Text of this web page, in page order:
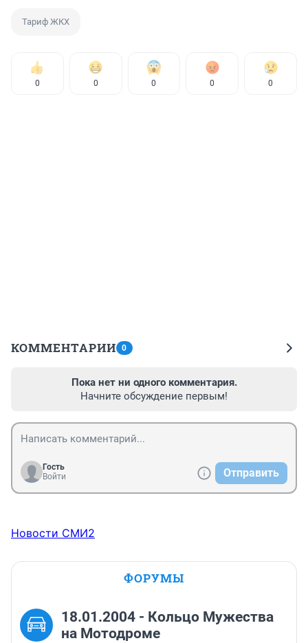
Тариф ЖКХ
0 0 0 0 0
КОММЕНТАРИИ 0
Пока нет ни одного комментария.
Начните обсуждение первым!
Гость
Войти
Отправить
Новости СМИ2
ФОРУМЫ
18.01.2004 - Кольцо Мужества
на Мотодроме